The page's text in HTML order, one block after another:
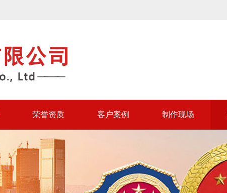
荣誉资质 客户案例 制作现场